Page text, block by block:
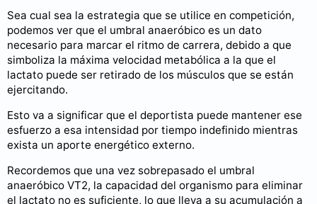
Sea cual sea la estrategia que se utilice en competición,
podemos ver que el umbral anaeróbico es un dato
necesario para marcar el ritmo de carrera, debido a que
simboliza la máxima velocidad metabólica a la que el
lactato puede ser retirado de los músculos que se están
ejercitando.
Esto va a significar que el deportista puede mantener ese
esfuerzo a esa intensidad por tiempo indefinido mientras
exista un aporte energético externo.
Recordemos que una vez sobrepasado el umbral
anaeróbico VT2, la capacidad del organismo para eliminar
el lactato no es suficiente, lo que lleva a su acumulación a